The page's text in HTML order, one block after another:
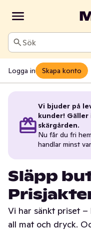
Sök
Logga in Skapa konto
Vi bjuder på
kunder!
skärgården.
Nu får du fri
handlar minst
Släpp
Vi har sänkt priset –
all mat och dryck.